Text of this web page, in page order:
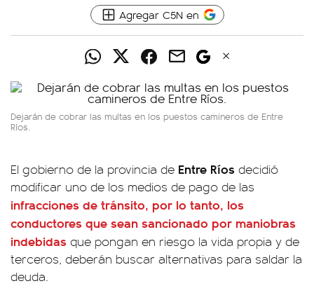
Agregar C5N en
Dejarán de cobrar las multas en los puestos camineros de Entre
Ríos.
El gobierno de la provincia de Entre Ríos decidió
modificar uno de los medios de pago de las
infracciones de tránsito, por lo tanto, los
conductores que sean sancionado por maniobras
indebidas que pongan en riesgo la vida propia y de
terceros, deberán buscar alternativas para saldar la
deuda.